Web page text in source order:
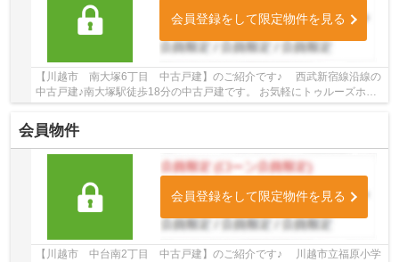
会員登録をして限定物件を見る
【川越市 南大塚6丁目 中古戸建】のご紹介です♪ 西武新宿線沿線の
中古戸建♪南大塚駅徒歩18分の中古戸建です。 お気軽にトゥルーズホー
ム小江戸川越店までご連絡ください。プロのス...
会員物件
会員登録をして限定物件を見る
【川越市 中台南2丁目 中古戸建】のご紹介です♪ 川越市立福原小学